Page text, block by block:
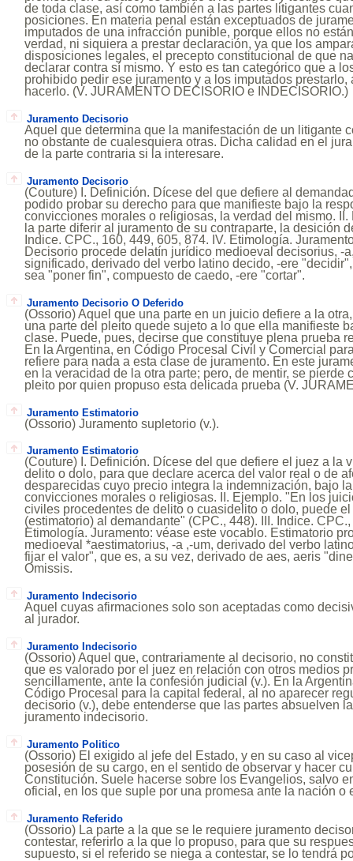
de toda clase, así como también a las partes litigantes
posiciones. En materia penal están exceptuados de
imputados de una infracción punible, porque ellos no
verdad, ni siquiera a prestar declaración, ya que los
disposiciones legales, el precepto constitucional de que
declarar contra sí mismo. Y esto es tan categórico que a
prohibido pedir ese juramento y a los imputados
hacerlo. (V. JURAMENTO DECISORIO e INDECISORIO.)
Juramento Decisorio
Aquel que determina que la manifestación de un litigante
no obstante de cualesquiera otras. Dicha calidad en el
de la parte contraria si la interesare.
Juramento Decisorio
(Couture) I. Definición. Dícese del que defiere al
podido probar su derecho para que manifieste bajo la
convicciones morales o religiosas, la verdad del mismo.
la parte diferir al juramento de su contraparte, la desición
Indice. CPC., 160, 449, 605, 874. IV. Etimología.
Decisorio procede delatín jurídico medioeval decisorius, -
significado, derivado del verbo latino decido, -ere
sea "poner fin", compuesto de caedo, -ere "cortar".
Juramento Decisorio O Deferido
(Ossorio) Aquel que una parte en un juicio defiere a la
una parte del pleito quede sujeto a lo que ella manifieste
clase. Puede, pues, decirse que constituye plena prueba
En la Argentina, en Código Procesal Civil y Comercial
refiere para nada a esta clase de juramento. En este
en la veracidad de la otra parte; pero, de mentir, se pierde
pleito por quien propuso esta delicada prueba (V.
Juramento Estimatorio
(Ossorio) Juramento supletorio (v.).
Juramento Estimatorio
(Couture) I. Definición. Dícese del que defiere el juez a la
delito o dolo, para que declare acerca del valor real o de
desparecidas cuyo precio integra la indemnización, bajo
convicciones morales o religiosas. II. Ejemplo. "En los
civiles procedentes de delito o cuasidelito o dolo, puede
(estimatorio) al demandante" (CPC., 448). III. Indice.
Etimología. Juramento: véase este vocablo. Estimatorio
medioeval *aestimatorius, -a ,-um, derivado del verbo
fijar el valor", que es, a su vez, derivado de aes, aeris
Omissis.
Juramento Indecisorio
Aquel cuyas afirmaciones solo son aceptadas como
al jurador.
Juramento Indecisorio
(Ossorio) Aquel que, contrariamente al decisorio, no
que es valorado por el juez en relación con otros medios
sencillamente, ante la confesión judicial (v.). En la
Código Procesal para la capital federal, al no aparecer
decisorio (v.), debe entenderse que las partes absuelven
juramento indecisorio.
Juramento Politico
(Ossorio) El exigido al jefe del Estado, y en su caso al
posesión de su cargo, en el sentido de observar y hacer
Constitución. Suele hacerse sobre los Evangelios, salvo
oficial, en los que suple por una promesa ante la nación o
Juramento Referido
(Ossorio) La parte a la que se le requiere juramento
contestar, referirlo a la que lo propuso, para que su
supuesto, si el referido se niega a contestar, se lo tendrá